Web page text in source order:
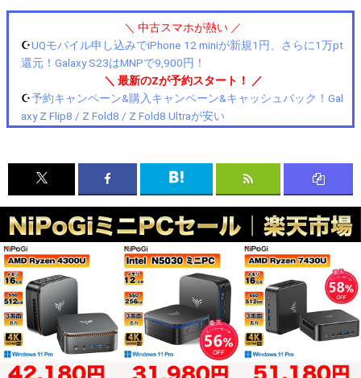
＼ 中古スマホが熱い ／
☪️UQモバイル申し込みでiPhone 12 miniが新規1円、さらに1万pt
還元！Galaxy S23はMNPで9,900円！
＼ 最新のZが予約スタート！ ／
☪️予約キャンペーン&購入キャンペーン&キャッシュバック！Gal
axy Z Flip8 / Z Fold8 / Z Fold8 Ultraが安い